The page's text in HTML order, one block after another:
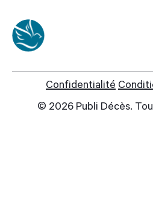
Confidentialité
© 2026 Publi Décès.